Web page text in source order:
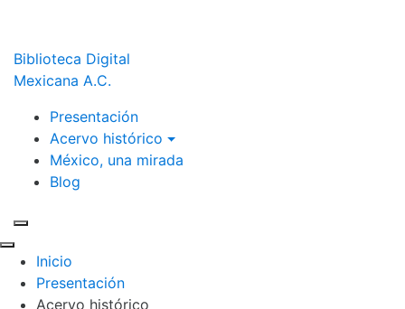
Biblioteca Digital
Mexicana A.C.
Presentación
Acervo histórico
México, una mirada
Blog
Inicio
Presentación
Acervo histórico